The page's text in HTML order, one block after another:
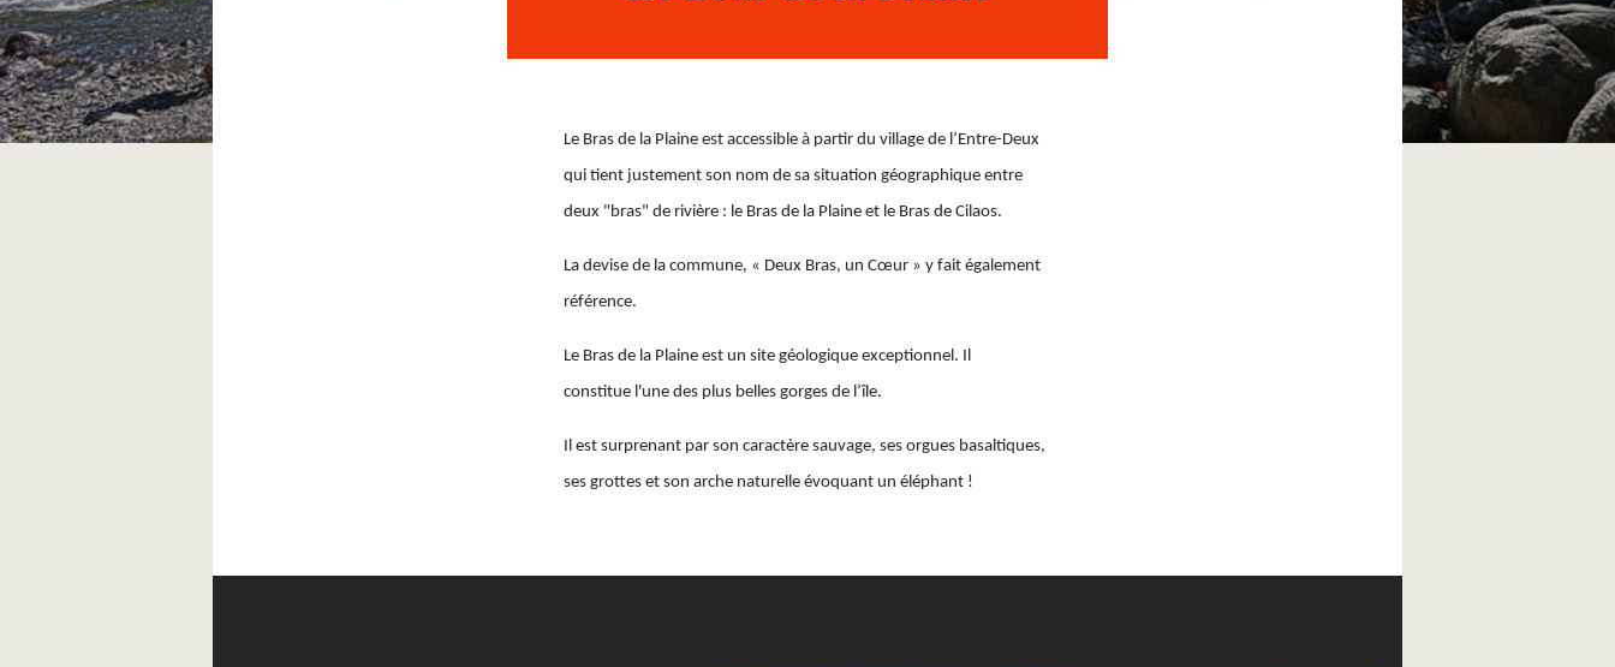
Le Bras de la Plaine est accessible à partir du village de l’Entre-Deux
qui tient justement son nom de sa situation géographique entre
deux "bras" de rivière : le Bras de la Plaine et le Bras de Cilaos.
La devise de la commune, « Deux Bras, un Cœur » y fait également
référence.
Le Bras de la Plaine est un site géologique exceptionnel. Il
constitue l'une des plus belles gorges de l’île.
Il est surprenant par son caractère sauvage, ses orgues basaltiques,
ses grottes et son arche naturelle évoquant un éléphant !